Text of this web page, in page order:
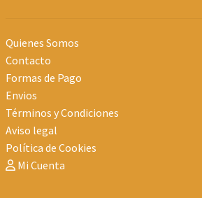
Quienes Somos
Contacto
Formas de Pago
Envios
Términos y Condiciones
Aviso legal
Política de Cookies
Mi Cuenta